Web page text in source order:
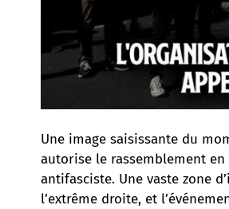
Une image saisissante du
autorise le rassemblement
antifasciste. Une vaste zone
l’extrême droite, et